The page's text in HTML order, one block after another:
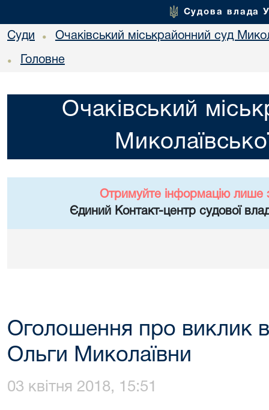
Судова влада
Суди • Очаківський міськрайонний суд
• Головне
Очаківський
Отримуйте інформацію лише
Єдиний Контакт-центр судової
Оголошення про виклик в
Ольги Миколаївни
03 квітня 2018, 15:51